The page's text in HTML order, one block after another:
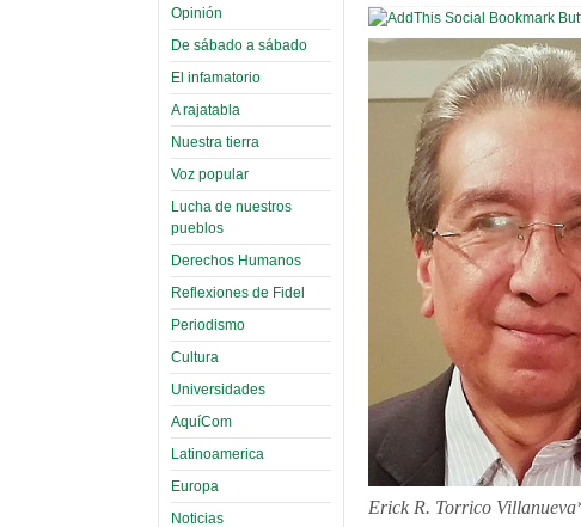
Opinión
De sábado a sábado
El infamatorio
A rajatabla
Nuestra tierra
Voz popular
Lucha de nuestros
pueblos
Derechos Humanos
Reflexiones de Fidel
Periodismo
Cultura
Universidades
AquíCom
Latinoamerica
Europa
Noticias
Erick R. Torrico